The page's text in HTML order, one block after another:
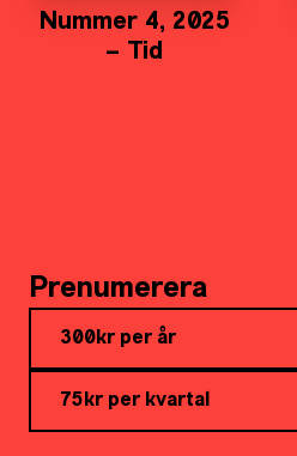
Nummer 4, 2025
– Tid
Prenumerera
300kr per år
75kr per kvartal